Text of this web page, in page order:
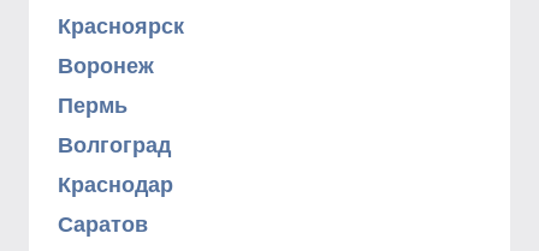
Красноярск
Воронеж
Пермь
Волгоград
Краснодар
Саратов